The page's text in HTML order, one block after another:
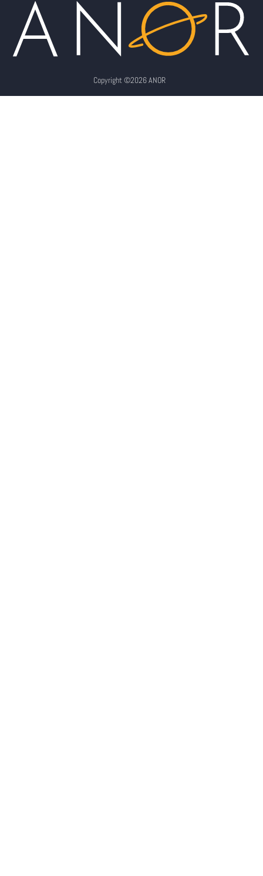
Copyright ©2026 ANOR